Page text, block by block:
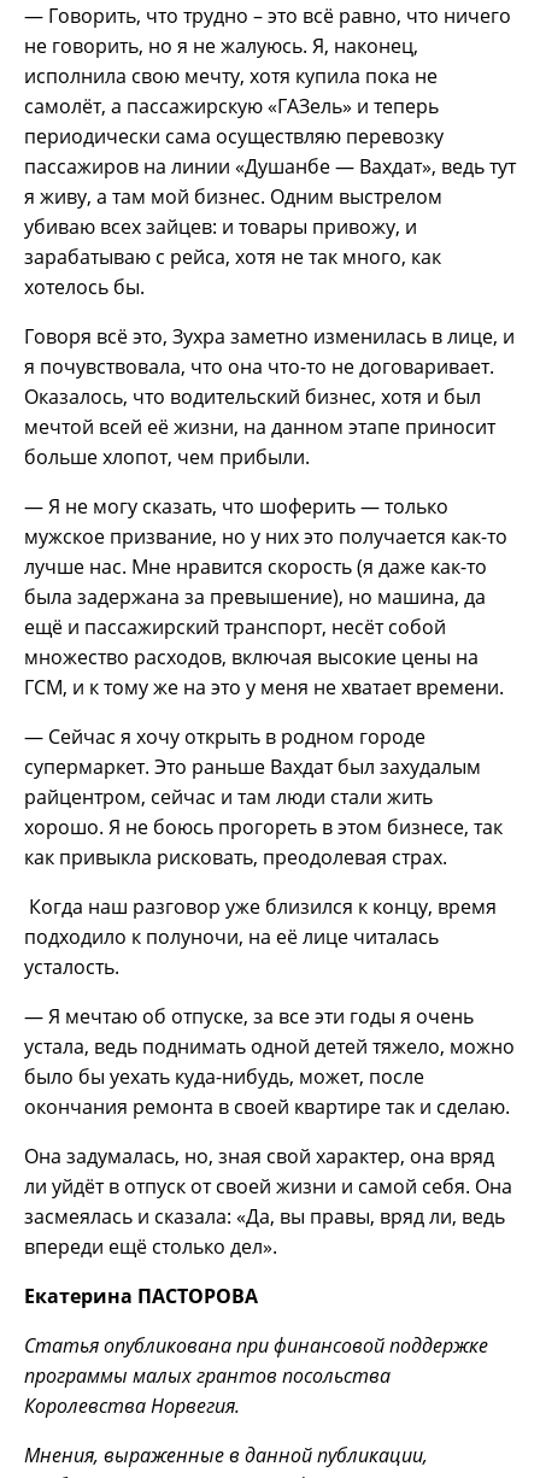
— Говорить, что трудно – это всё равно, что ничего
не говорить, но я не жалуюсь. Я, наконец,
исполнила свою мечту, хотя купила пока не
самолёт, а пассажирскую «ГАЗель» и теперь
периодически сама осуществляю перевозку
пассажиров на линии «Душанбе — Вахдат», ведь тут
я живу, а там мой бизнес. Одним выстрелом
убиваю всех зайцев: и товары привожу, и
зарабатываю с рейса, хотя не так много, как
хотелось бы.
Говоря всё это, Зухра заметно изменилась в лице, и
я почувствовала, что она что-то не договаривает.
Оказалось, что водительский бизнес, хотя и был
мечтой всей её жизни, на данном этапе приносит
больше хлопот, чем прибыли.
— Я не могу сказать, что шоферить — только
мужское призвание, но у них это получается как-то
лучше нас. Мне нравится скорость (я даже как-то
была задержана за превышение), но машина, да
ещё и пассажирский транспорт, несёт собой
множество расходов, включая высокие цены на
ГСМ, и к тому же на это у меня не хватает времени.
— Сейчас я хочу открыть в родном городе
супермаркет. Это раньше Вахдат был захудалым
райцентром, сейчас и там люди стали жить
хорошо. Я не боюсь прогореть в этом бизнесе, так
как привыкла рисковать, преодолевая страх.
Когда наш разговор уже близился к концу, время
подходило к полуночи, на её лице читалась
усталость.
— Я мечтаю об отпуске, за все эти годы я очень
устала, ведь поднимать одной детей тяжело, можно
было бы уехать куда-нибудь, может, после
окончания ремонта в своей квартире так и сделаю.
Она задумалась, но, зная свой характер, она вряд
ли уйдёт в отпуск от своей жизни и самой себя. Она
засмеялась и сказала: «Да, вы правы, вряд ли, ведь
впереди ещё столько дел».
Екатерина ПАСТОРОВА
Статья опубликована при финансовой поддержке
программы малых грантов посольства
Королевства Норвегия.
Мнения, выраженные в данной публикации,